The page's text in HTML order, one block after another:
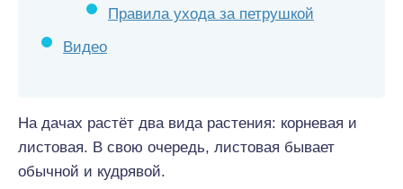
Правила ухода за петрушкой
Видео
На дачах растёт два вида растения: корневая и
листовая. В свою очередь, листовая бывает
обычной и кудрявой.